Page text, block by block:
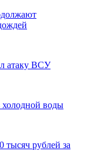
атаку ВСУ
холодной воды
тысяч рублей за